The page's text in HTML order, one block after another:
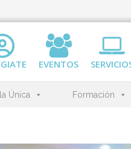
EVENTOS
Única Formación